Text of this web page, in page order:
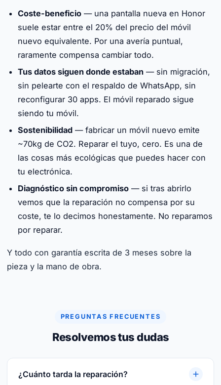
Coste-beneficio — una pantalla nueva en Honor
suele estar entre el 20% del precio del móvil
nuevo equivalente. Por una avería puntual,
raramente compensa cambiar todo.
Tus datos siguen donde estaban — sin migración,
sin pelearte con el respaldo de WhatsApp, sin
reconfigurar 30 apps. El móvil reparado sigue
siendo tu móvil.
Sostenibilidad — fabricar un móvil nuevo emite
~70kg de CO2. Reparar el tuyo, cero. Es una de
las cosas más ecológicas que puedes hacer con
tu electrónica.
Diagnóstico sin compromiso — si tras abrirlo
vemos que la reparación no compensa por su
coste, te lo decimos honestamente. No reparamos
por reparar.
Y todo con garantía escrita de 3 meses sobre la
pieza y la mano de obra.
PREGUNTAS FRECUENTES
Resolvemos tus dudas
¿Cuánto tarda la reparación?